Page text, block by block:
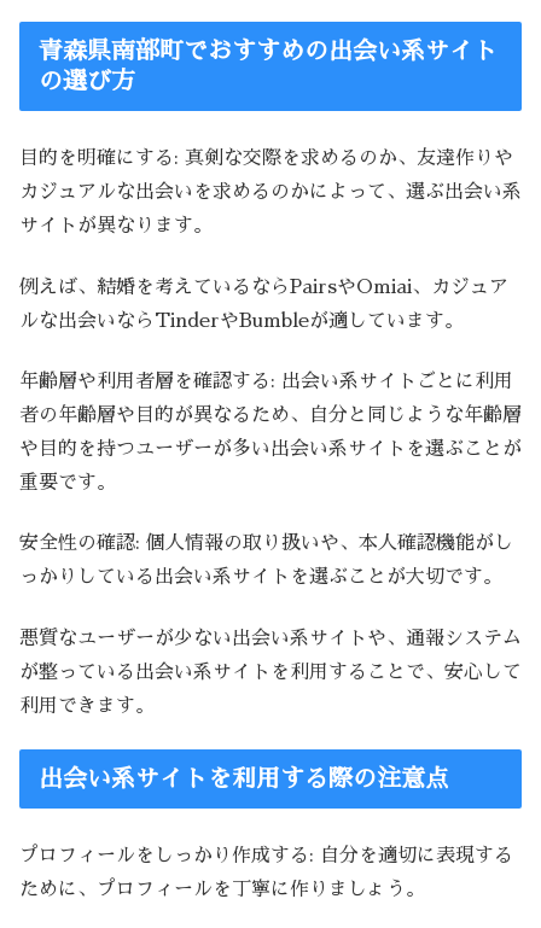
青森県南部町でおすすめの出会い系サイト
の選び方
目的を明確にする: 真剣な交際を求めるのか、友達作りや
カジュアルな出会いを求めるのかによって、選ぶ出会い系
サイトが異なります。
例えば、結婚を考えているならPairsやOmiai、カジュア
ルな出会いならTinderやBumbleが適しています。
年齢層や利用者層を確認する: 出会い系サイトごとに利用
者の年齢層や目的が異なるため、自分と同じような年齢層
や目的を持つユーザーが多い出会い系サイトを選ぶことが
重要です。
安全性の確認: 個人情報の取り扱いや、本人確認機能がし
っかりしている出会い系サイトを選ぶことが大切です。
悪質なユーザーが少ない出会い系サイトや、通報システム
が整っている出会い系サイトを利用することで、安心して
利用できます。
出会い系サイトを利用する際の注意点
プロフィールをしっかり作成する: 自分を適切に表現する
ために、プロフィールを丁寧に作りましょう。